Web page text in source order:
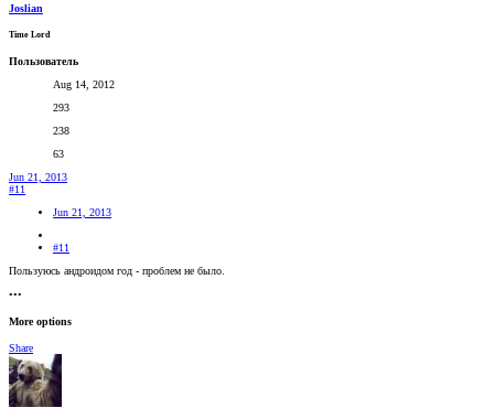
Joslian
Time Lord
Пользователь
Aug 14, 2012
293
238
63
Jun 21, 2013
#11
Jun 21, 2013
#11
Пользуюсь андроидом год - проблем не было.
•••
More options
Share